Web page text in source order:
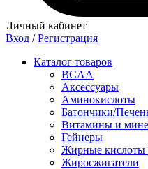
Личный кабинет
Вход / Регистрация
Каталог товаров
BCAA
Аксессуары
Аминокислоты
Батончики/
Витамины и
Гейнеры
Жирные
Жиросжигатели